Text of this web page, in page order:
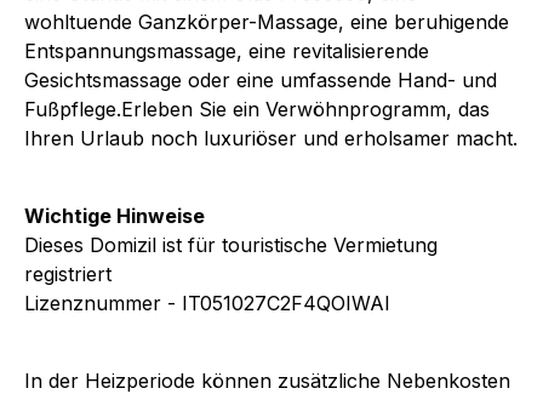
wohltuende Ganzkörper-Massage, eine beruhigende
Entspannungsmassage, eine revitalisierende
Gesichtsmassage oder eine umfassende Hand- und
Fußpflege.Erleben Sie ein Verwöhnprogramm, das
Ihren Urlaub noch luxuriöser und erholsamer macht.
Wichtige Hinweise
Dieses Domizil ist für touristische Vermietung
registriert
Lizenznummer - IT051027C2F4QOIWAI
In der Heizperiode können zusätzliche Nebenkosten